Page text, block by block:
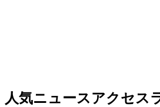
人気ニュースアクセス